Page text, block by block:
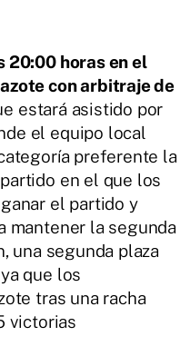
20:00 horas en el
con arbitraje de
estará asistido por
el equipo local
preferente la
en el que los
el partido y
mantener la segunda
una segunda plaza
que los
tras una racha
victorias